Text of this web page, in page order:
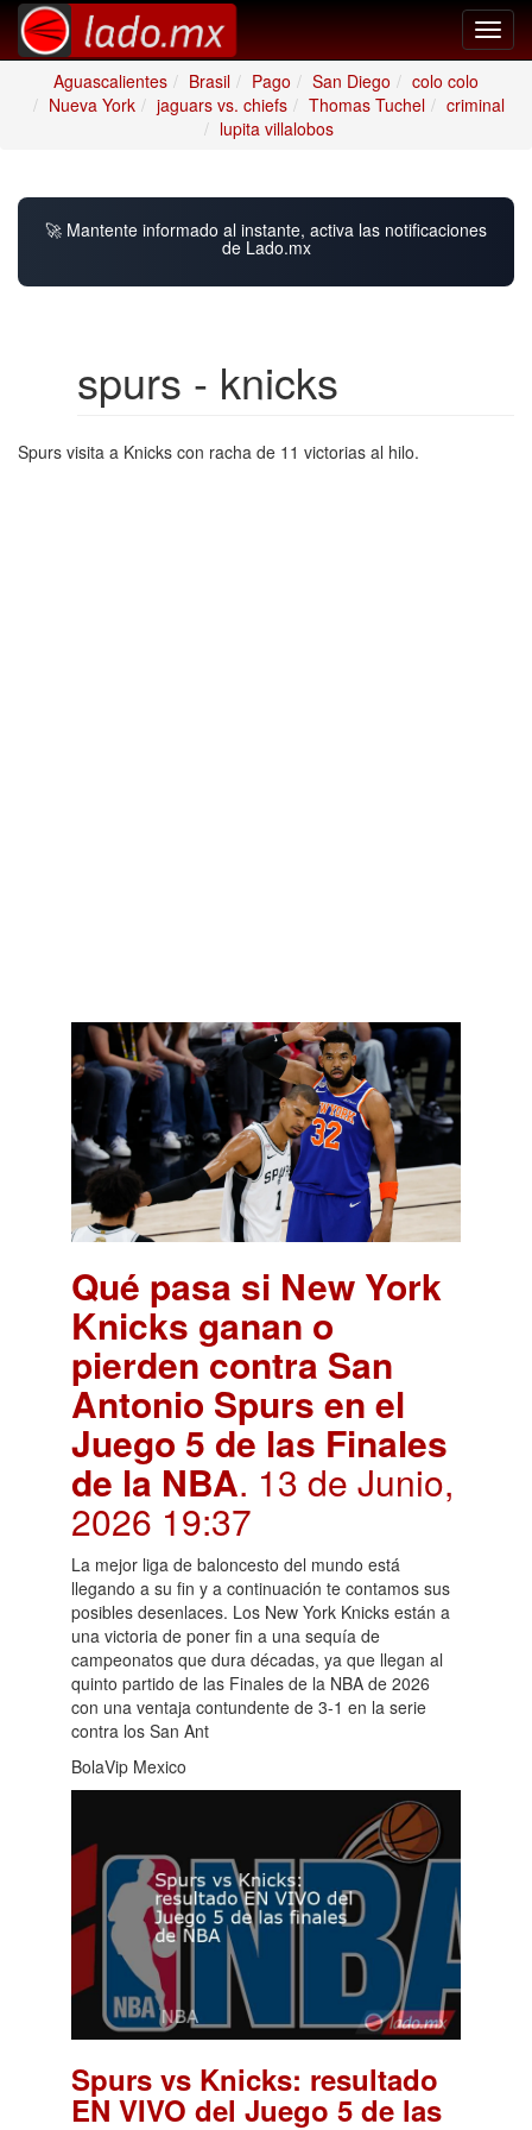
Aguascalientes
Brasil Pago San Diego
colo colo
Nueva York
jaguars vs. chiefs Thomas Tuchel
criminal
lupita villalobos
🚀 Mantente informado al instante, activa las notificaciones
de Lado.mx
spurs - knicks
Spurs visita a Knicks con racha de 11 victorias al hilo.
Qué pasa si New York
Knicks ganan o
pierden contra San
Antonio Spurs en el
Juego 5 de las Finales
de la NBA. 13 de Junio,
2026 19:37
La mejor liga de baloncesto del mundo está
llegando a su fin y a continuación te contamos sus
posibles desenlaces. Los New York Knicks están a
una victoria de poner fin a una sequía de
campeonatos que dura décadas, ya que llegan al
quinto partido de las Finales de la NBA de 2026
con una ventaja contundente de 3-1 en la serie
contra los San Ant
BolaVip Mexico
Spurs vs Knicks: resultado
EN VIVO del Juego 5 de las